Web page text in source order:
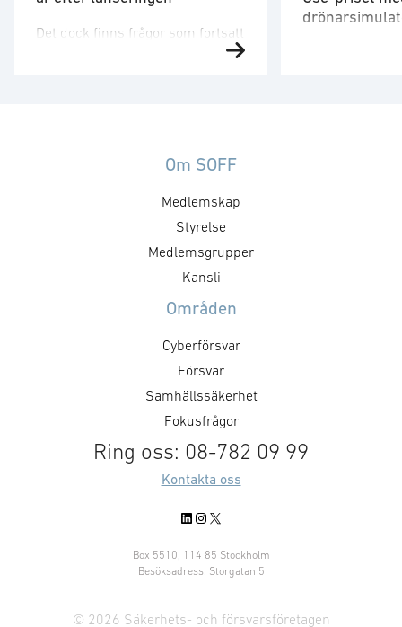
Det dock finns frågor som fortsatt
behöver utvecklas. Strategin är
styrning, upphandling, avtal,
formar försvarsmarknaden
genom hur den agerar som kund.
Det handlar inte bara om ökade
försvarsinvesteringar, utan också
anskaffningsprinciper,
Om SOFF
Medlemskap
Styrelse
Medlemsgrupper
Kansli
Områden
Cyberförsvar
Försvar
Samhällssäkerhet
Fokusfrågor
Ring oss: 08-782 09 99
Kontakta oss
LinkedIn
Instagram
X
Box 5510, 114 85 Stockholm
Besöksadress: Storgatan 5
© 2026 Säkerhets- och försvarsföretagen